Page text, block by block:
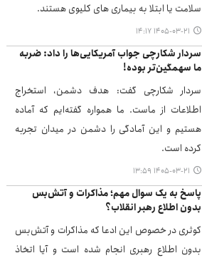
سلامت یا ابتلا به بیماری های کلیوی هستند.
۱۴۰۵-۰۳-۲۱ ۱۴:۱۷
سردار شکارچی جواب آمریکایی‌ها را داد: ضربه
ما سهمگین‌تر بوده!
سردار شکارچی گفت: هدف دشمن، استخراج
اطلاعات از ماست. ما همواره گفته‌ایم که آماده‌
هستیم و این آمادگی را دشمن در میدان تجربه
کرده است.
۱۴۰۵-۰۳-۲۱ ۱۳:۵۹
پاسخ به یک سوال مهم؛ مذاکرات و آتش‌بس
بدون اطلاع رهبر انقلاب؟
کوثری در خصوص این ادعا که مذاکرات و آتش‌بس
بدون اطلاع رهبری انجام شده است و آیا اتخاذ